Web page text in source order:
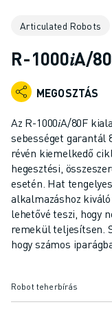
KOLLABORATÍV ROBOTOK
ROBOT VEZÉRLŐK
ROBOTTARTOZÉKOK
ROBOT SZOFTVEREK
SZIMULÁCIÓS SZOFTVER
OKTATÁSI ROBOTIKAI
ROBOTOS
ÍVHEGESZTŐ ROBOTOK
CSUKLÓS ROBOTOK
ARC MATE SOROZAT
M-900 SOROZAT
DELTA ROBOTOK
Articulated Robots
R-1000𝑖A/
MEGOSZTÁS
Az R-1000𝑖A/80F
sebességet garantál
révén kiemelkedő
hegesztési,
esetén. Hat
alkalmazáshoz
lehetővé teszi, hogy
remekül teljesítsen.
hogy számos
Robot teherbírás